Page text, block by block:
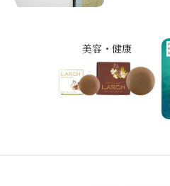
美容・健康